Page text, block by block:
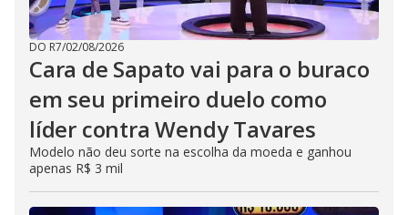
DO R7/02/08/2026
Cara de Sapato vai para o buraco
em seu primeiro duelo como
líder contra Wendy Tavares
Modelo não deu sorte na escolha da moeda e ganhou
apenas R$ 3 mil